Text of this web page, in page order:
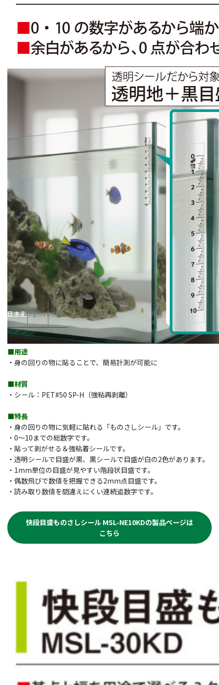
日本語English中文
■用途
・身の回りの物に貼ることで、簡易計測が可能に
■材質
・シール：PET#50 SP-H（強粘再剥離）
■特長
・身の回りの物に気軽に貼れる「ものさしシール」です。
・0～10までの総数字です。
・貼って剥がせる＆強粘着シールです。
・透明シールで目盛が黒、黒シールで目盛が白の2色があります。
・1mm単位の目盛が見やすい階段状目盛です。
・偶数飛びで数値を把握できる2mm点目盛です。
・読み取り数値を間違えにくい連続追数字です。
快段目盛ものさしシール MSL-NE10KDの製品ページは
こちら